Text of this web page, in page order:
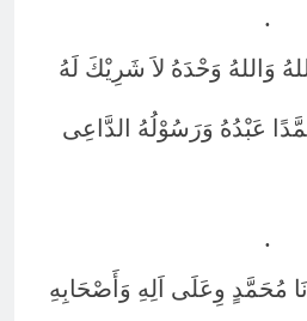
.
وَاللهُ وَحْدَهُ لاَ شَرِيْكَ لَهُ
عَبْدُهُ وَرَسُوْلُهُ الدَّاعِى
.
مُحَمَّدٍ وِعَلَى اَلِهِ وَأَصْحَابِهِ